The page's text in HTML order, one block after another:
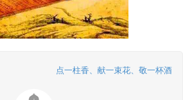
点一柱香、献一束花、敬一杯酒